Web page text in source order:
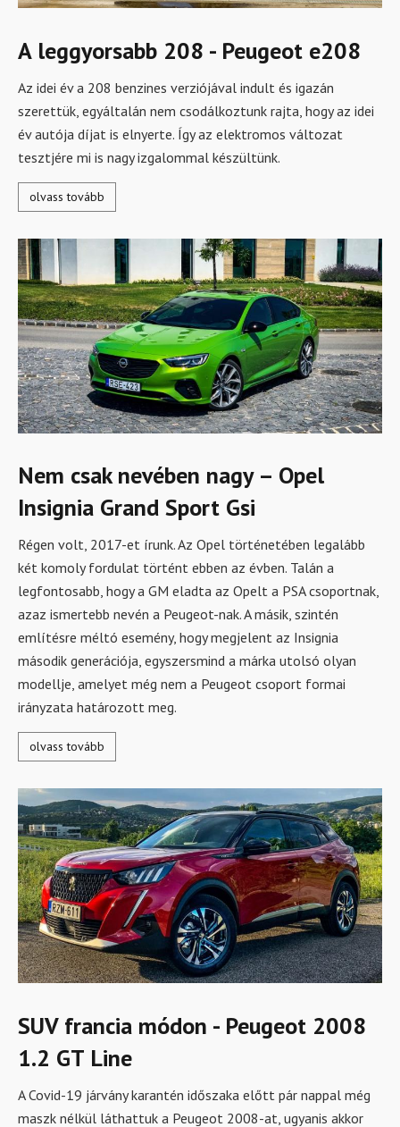
A leggyorsabb 208 - Peugeot e208
Az idei év a 208 benzines verziójával indult és igazán
szerettük, egyáltalán nem csodálkoztunk rajta, hogy az idei
év autója díjat is elnyerte. Így az elektromos változat
tesztjére mi is nagy izgalommal készültünk.
olvass tovább
Nem csak nevében nagy – Opel
Insignia Grand Sport Gsi
Régen volt, 2017-et írunk. Az Opel történetében legalább
két komoly fordulat történt ebben az évben. Talán a
legfontosabb, hogy a GM eladta az Opelt a PSA csoportnak,
azaz ismertebb nevén a Peugeot-nak. A másik, szintén
említésre méltó esemény, hogy megjelent az Insignia
második generációja, egyszersmind a márka utolsó olyan
modellje, amelyet még nem a Peugeot csoport formai
irányzata határozott meg.
olvass tovább
SUV francia módon - Peugeot 2008
1.2 GT Line
A Covid-19 járvány karantén időszaka előtt pár nappal még
maszk nélkül láthattuk a Peugeot 2008-at, ugyanis akkor